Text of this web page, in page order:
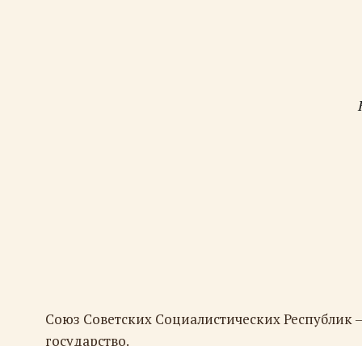
Союз Советских Социалистических Республик
государство.